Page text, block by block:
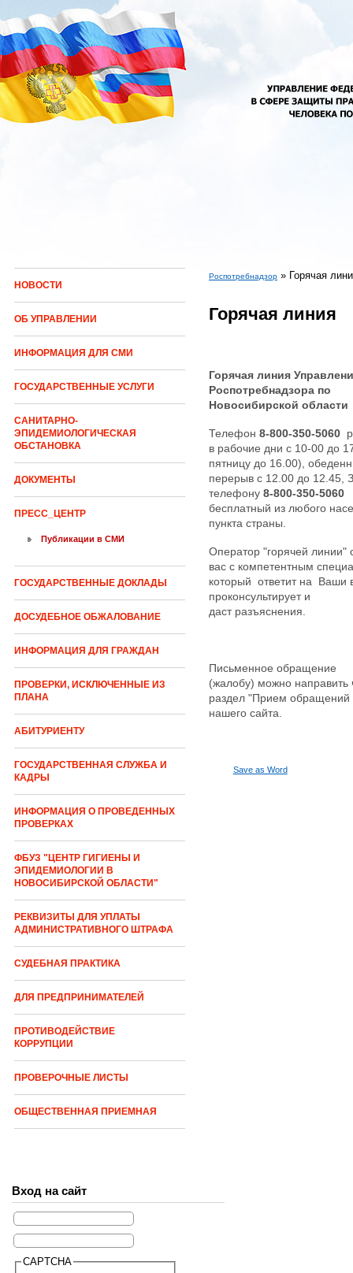
Перейти к основному содержанию
НОВОСТИ
ОБ УПРАВЛЕНИИ
ИНФОРМАЦИЯ ДЛЯ СМИ
ГОСУДАРСТВЕННЫЕ УСЛУГИ
САНИТАРНО-
ЭПИДЕМИОЛОГИЧЕСКАЯ
ОБСТАНОВКА
ДОКУМЕНТЫ
ПРЕСС_ЦЕНТР
Публикации в СМИ
ГОСУДАРСТВЕННЫЕ ДОКЛАДЫ
ДОСУДЕБНОЕ ОБЖАЛОВАНИЕ
ИНФОРМАЦИЯ ДЛЯ ГРАЖДАН
ПРОВЕРКИ, ИСКЛЮЧЕННЫЕ ИЗ
ПЛАНА
АБИТУРИЕНТУ
ГОСУДАРСТВЕННАЯ СЛУЖБА И
КАДРЫ
ИНФОРМАЦИЯ О ПРОВЕДЕННЫХ
ПРОВЕРКАХ
ФБУЗ "ЦЕНТР ГИГИЕНЫ И
ЭПИДЕМИОЛОГИИ В
НОВОСИБИРСКОЙ ОБЛАСТИ"
РЕКВИЗИТЫ ДЛЯ УПЛАТЫ
АДМИНИСТРАТИВНОГО ШТРАФА
СУДЕБНАЯ ПРАКТИКА
ДЛЯ ПРЕДПРИНИМАТЕЛЕЙ
ПРОТИВОДЕЙСТВИЕ
КОРРУПЦИИ
ПРОВЕРОЧНЫЕ ЛИСТЫ
ОБЩЕСТВЕННАЯ ПРИЕМНАЯ
Вход на сайт
CAPTCHA
Роспотребнадзор » Горячая
Горячая линия
Горячая линия
Роспотребнадзора по
Новосибирской области
Телефон 8-800-350-5060
в рабочие дни с 10-00 до
пятницу до 16.00),
перерыв с 12.00 до 12.45,
телефону 8-800-350-5060
бесплатный из любого
пункта страны.
Оператор "горячей линии"
вас с компетентным
который ответит на Ваши
проконсультирует и
даст разъяснения.
Письменное обращение
(жалобу) можно направить
раздел "Прием обращений
нашего сайта.
Save as Word